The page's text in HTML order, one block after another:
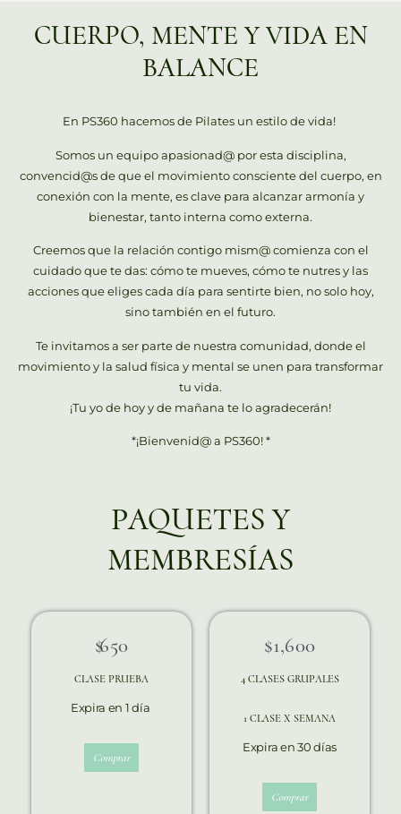
CUERPO, MENTE Y VIDA EN
BALANCE
En PS360 hacemos de Pilates un estilo de vida!
Somos un equipo apasionad@ por esta disciplina,
convencid@s de que el movimiento consciente del cuerpo, en
conexión con la mente, es clave para alcanzar armonía y
bienestar, tanto interna como externa.
Creemos que la relación contigo mism@ comienza con el
cuidado que te das: cómo te mueves, cómo te nutres y las
acciones que eliges cada día para sentirte bien, no solo hoy,
sino también en el futuro.
Te invitamos a ser parte de nuestra comunidad, donde el
movimiento y la salud física y mental se unen para transformar
tu vida.
¡Tu yo de hoy y de mañana te lo agradecerán!
*¡Bienvenid@ a PS360! *
PAQUETES Y
MEMBRESÍAS
$ 650
CLASE PRUEBA
Expira en 1 día
Comprar
$1,600
4 CLASES GRUPALES
1 CLASE X SEMANA
Expira en 30 días
Comprar